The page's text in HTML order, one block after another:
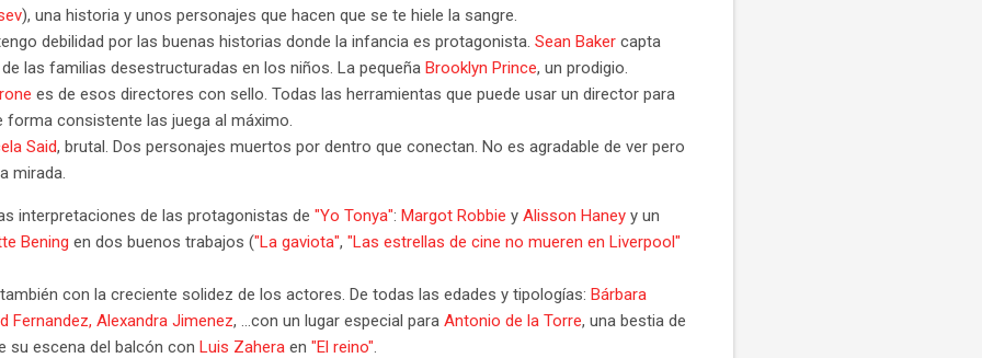
), una historia y unos personajes que hacen que se te hiele la sangre.
debilidad por las buenas historias donde la infancia es protagonista. Sean Baker capta
las familias desestructuradas en los niños. La pequeña Brooklyn Prince, un prodigio.
es de esos directores con sello. Todas las herramientas que puede usar un director para
consistente las juega al máximo.
Said, brutal. Dos personajes muertos por dentro que conectan. No es agradable de ver pero
mirada.
interpretaciones de las protagonistas de "Yo Tonya": Margot Robbie y Alisson Haney y un
Bening en dos buenos trabajos ("La gaviota", "Las estrellas de cine no mueren en Liverpool"
con la creciente solidez de los actores. De todas las edades y tipologías: Bárbara
Fernandez, Alexandra Jimenez, ...con un lugar especial para Antonio de la Torre, una bestia de
su escena del balcón con Luis Zahera en "El reino"